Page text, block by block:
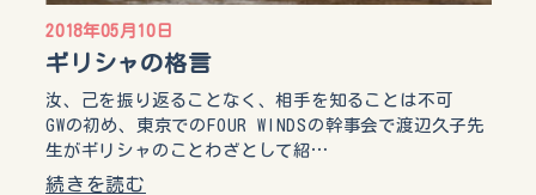
2018年05月10日
ギリシャの格言
汝、己を振り返ることなく、相手を知ることは不可
GWの初め、東京でのFOUR WINDSの幹事会で渡辺久子先
生がギリシャのことわざとして紹…
続きを読む